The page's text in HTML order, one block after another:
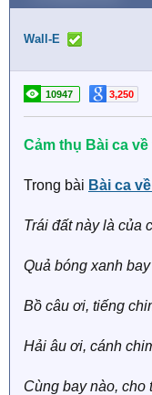
Wall-E
10947 3,250
Cảm thụ Bài ca
Trong bài Bài ca
Trái đất này là của
Quả bóng xanh
Bồ câu ơi, tiếng
Hải âu ơi, cánh
Cùng bay nào, cho